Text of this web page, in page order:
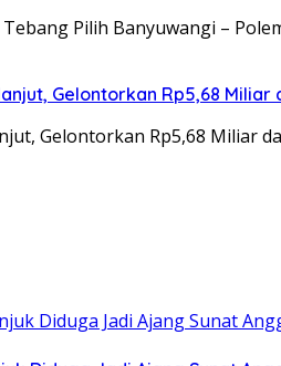
Pilih Banyuwangi –
Gelontorkan Rp5,68 Miliar
Gelontorkan Rp5,68 Miliar